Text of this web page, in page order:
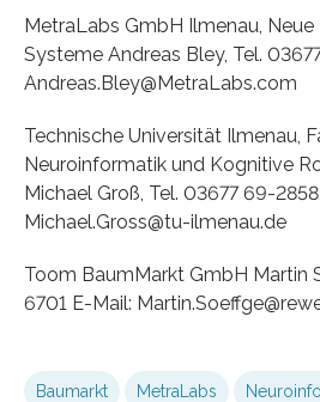
MetraLabs GmbH Ilmenau,
Systeme Andreas Bley, Tel.
Andreas.Bley@MetraLabs.com
Technische Universität Ilmenau,
Neuroinformatik und Kognitive
Michael Groß, Tel. 03677 69-
Michael.Gross@tu-ilmenau.de
Toom BaumMarkt GmbH Martin
6701 E-Mail:
Baumarkt MetraLabs